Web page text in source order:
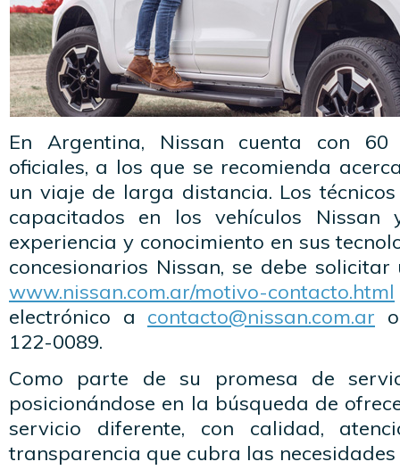
En Argentina, Nissan cuenta con
oficiales, a los que se recomienda
un viaje de larga distancia. Los
capacitados en los vehículos
experiencia y conocimiento en sus
concesionarios Nissan, se debe
www.nissan.com.ar/motivo-contacto.html
electrónico a contacto@nissan.com.ar
122-0089.
Como parte de su promesa de
posicionándose en la búsqueda de
servicio diferente, con calidad,
transparencia que cubra las necesidades